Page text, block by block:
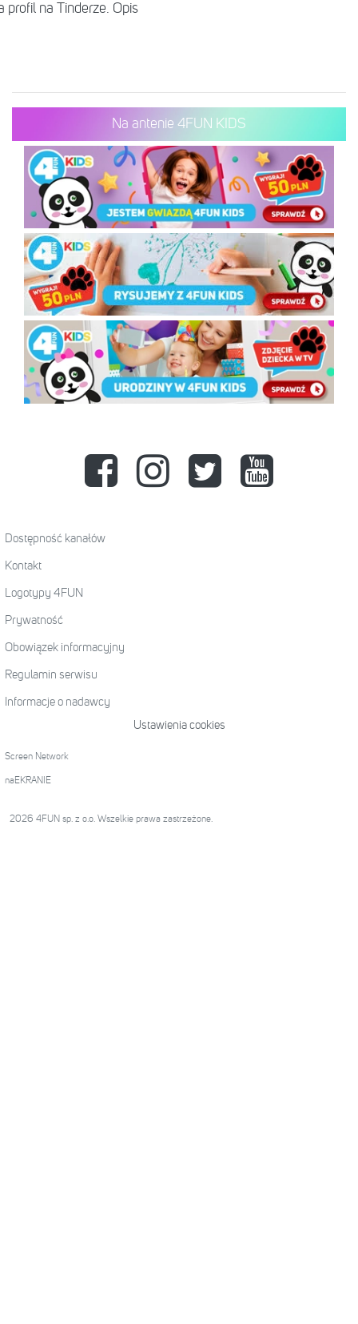
profil na Tinderze. Opis
Na antenie 4FUN KIDS
Dostępność kanałów
Kontakt
Logotypy 4FUN
Prywatność
Obowiązek informacyjny
Regulamin serwisu
Informacje o nadawcy
Ustawienia cookies
Screen Network
naEKRANIE
2026 4FUN sp. z o.o. Wszelkie prawa zastrzeżone.